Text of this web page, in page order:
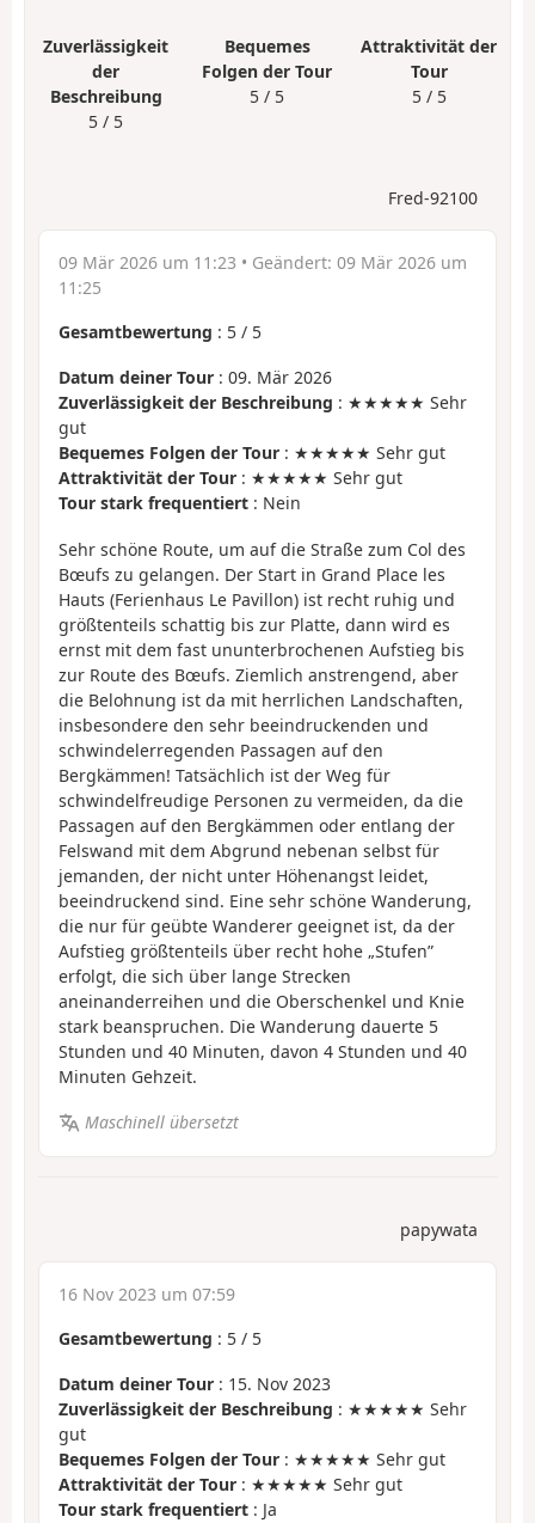
Zuverlässigkeit
der
Beschreibung
5 / 5
Bequemes
Folgen der Tour
5 / 5
Attraktivität der
Tour
5 / 5
Fred-92100
09 Mär 2026 um 11:23 • Geändert: 09 Mär 2026 um
11:25
Gesamtbewertung : 5 / 5
Datum deiner Tour : 09. Mär 2026
Zuverlässigkeit der Beschreibung : ★★★★★ Sehr
gut
Bequemes Folgen der Tour : ★★★★★ Sehr gut
Attraktivität der Tour : ★★★★★ Sehr gut
Tour stark frequentiert : Nein
Sehr schöne Route, um auf die Straße zum Col des
Bœufs zu gelangen. Der Start in Grand Place les
Hauts (Ferienhaus Le Pavillon) ist recht ruhig und
größtenteils schattig bis zur Platte, dann wird es
ernst mit dem fast ununterbrochenen Aufstieg bis
zur Route des Bœufs. Ziemlich anstrengend, aber
die Belohnung ist da mit herrlichen Landschaften,
insbesondere den sehr beeindruckenden und
schwindelerregenden Passagen auf den
Bergkämmen! Tatsächlich ist der Weg für
schwindelfreudige Personen zu vermeiden, da die
Passagen auf den Bergkämmen oder entlang der
Felswand mit dem Abgrund nebenan selbst für
jemanden, der nicht unter Höhenangst leidet,
beeindruckend sind. Eine sehr schöne Wanderung,
die nur für geübte Wanderer geeignet ist, da der
Aufstieg größtenteils über recht hohe „Stufen”
erfolgt, die sich über lange Strecken
aneinanderreihen und die Oberschenkel und Knie
stark beanspruchen. Die Wanderung dauerte 5
Stunden und 40 Minuten, davon 4 Stunden und 40
Minuten Gehzeit.
Maschinell übersetzt
papywata
16 Nov 2023 um 07:59
Gesamtbewertung : 5 / 5
Datum deiner Tour : 15. Nov 2023
Zuverlässigkeit der Beschreibung : ★★★★★ Sehr
gut
Bequemes Folgen der Tour : ★★★★★ Sehr gut
Attraktivität der Tour : ★★★★★ Sehr gut
Tour stark frequentiert : Ja